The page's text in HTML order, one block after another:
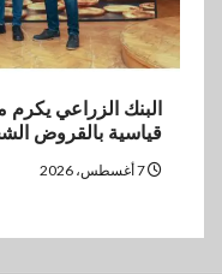
البنك الزراعي يكرم
قياسية بالقروض